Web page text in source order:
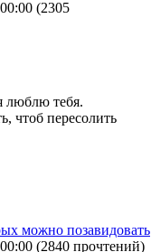
(2305
люблю тебя.
чтоб пересолить
можно позавидовать
(2840 прочтений)